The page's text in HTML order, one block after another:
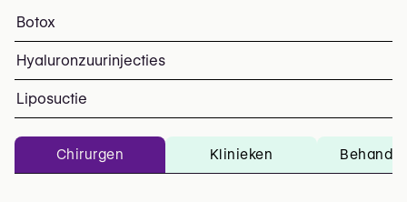
Alles over esthetiek in Menen: klinieken, esthetisch en
Top ingrepen en
Botox
Hyaluronzuurinjecties
Liposuctie
Chirurgen Klinieken